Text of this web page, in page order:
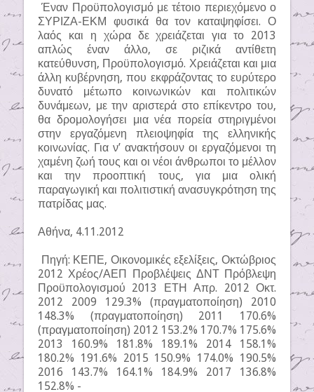
Έναν Προϋπολογισμό με τέτοιο περιεχόμενο ο
ΣΥΡΙΖΑ-ΕΚΜ φυσικά θα τον καταψηφίσει. Ο
λαός και η χώρα δε χρειάζεται για το 2013
απλώς έναν άλλο, σε ριζικά αντίθετη
κατεύθυνση, Προϋπολογισμό. Χρειάζεται και μια
άλλη κυβέρνηση, που εκφράζοντας το ευρύτερο
δυνατό μέτωπο κοινωνικών και πολιτικών
δυνάμεων, με την αριστερά στο επίκεντρο του,
θα δρομολογήσει μια νέα πορεία στηριγμένοι
στην εργαζόμενη πλειοψηφία της ελληνικής
κοινωνίας. Για ν’ ανακτήσουν οι εργαζόμενοι τη
χαμένη ζωή τους και οι νέοι άνθρωποι το μέλλον
και την προοπτική τους, για μια ολική
παραγωγική και πολιτιστική ανασυγκρότηση της
πατρίδας μας.
Αθήνα, 4.11.2012
Πηγή: ΚΕΠΕ, Οικονομικές εξελίξεις, Οκτώβριος
2012 Χρέος/ΑΕΠ Προβλέψεις ΔΝΤ Πρόβλεψη
Προϋπολογισμού 2013 ΕΤΗ Απρ. 2012 Οκτ.
2012 2009 129.3% (πραγματοποίηση) 2010
148.3% (πραγματοποίηση) 2011 170.6%
(πραγματοποίηση) 2012 153.2% 170.7% 175.6%
2013 160.9% 181.8% 189.1% 2014 158.1%
180.2% 191.6% 2015 150.9% 174.0% 190.5%
2016 143.7% 164.1% 184.9% 2017 136.8%
152.8% -